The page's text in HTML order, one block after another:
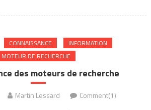
CONNAISSANCE
INFORMATION
MOTEUR DE RECHERCHE
des moteurs de recherche
Martin Lessard Comment(1)